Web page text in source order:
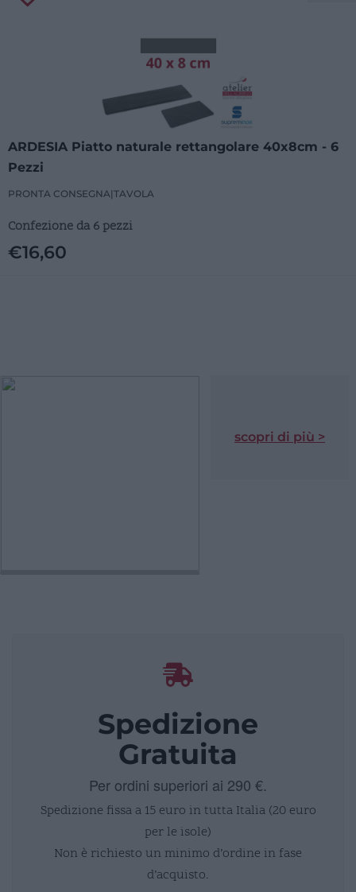
ARDESIA Piatto naturale rettangolare 40x8cm - 6
Pezzi
PRONTA CONSEGNA|TAVOLA
Confezione da 6 pezzi
€16,60
scopri di più >
Spedizione
Gratuita
Per ordini superiori ai 290 €.
Spedizione fissa a 15 euro in tutta Italia (20 euro
per le isole)
Non è richiesto un minimo d’ordine in fase
d’acquisto.